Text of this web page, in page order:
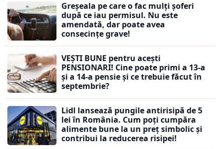
Greșeala pe care o fac mulți șoferi
după ce iau permisul. Nu este
amendată, dar poate avea
consecințe grave!
VEȘTI BUNE pentru acești
PENSIONARI! Cine poate primi a 13-a
și a 14-a pensie și ce trebuie făcut în
septembrie?
Lidl lansează pungile antirisipă de 5
lei în România. Cum poți cumpăra
alimente bune la un preț simbolic și
contribui la reducerea risipei!